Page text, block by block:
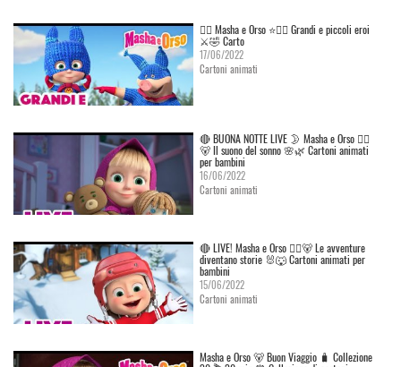
👱‍♀️ Masha e Orso ⭐🦸‍♀️ Grandi e piccoli eroi
⚔️🤣 Carto
17/06/2022
Cartoni animati
🔴 BUONA NOTTE LIVE 🌛 Masha e Orso 👱‍♀️
🐻 Il suono del sonno 🌸🌿 Cartoni animati
per bambini
16/06/2022
Cartoni animati
🔴 LIVE! Masha e Orso 👱‍♀️🐻 Le avventure
diventano storie 🐰🐺 Cartoni animati per
bambini
15/06/2022
Cartoni animati
Masha e Orso 🐻 Buon Viaggio 🧳 Сollezione